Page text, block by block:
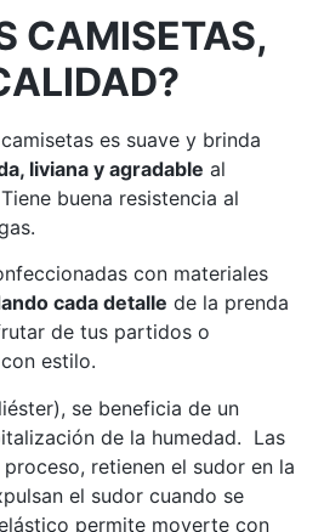
CAMISETAS,
es suave y brinda
liviana y agradable al
buena resistencia al
con materiales
cada detalle de la prenda
de tus partidos o
estilo.
se beneficia de un
de la humedad. Las
retienen el sudor en la
el sudor cuando se
permite moverte con